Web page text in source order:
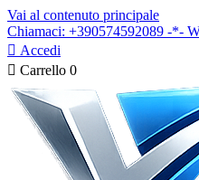
Vai al contenuto principale
Chiamaci: +390574592089 -*-
 Accedi
 Carrello 0